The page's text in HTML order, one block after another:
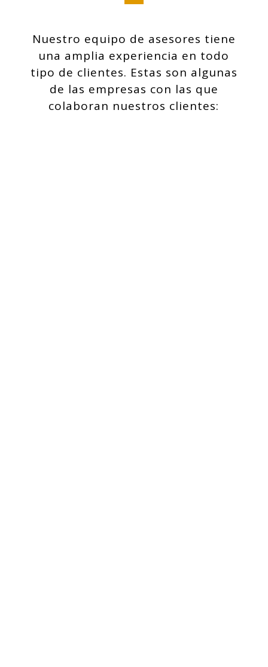
Nuestro equipo de asesores tiene
una amplia experiencia en todo
tipo de clientes. Estas son algunas
de las empresas con las que
colaboran nuestros clientes: